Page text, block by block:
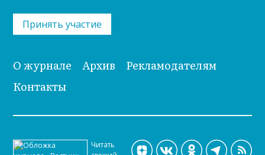
Принять участие
О журнале Архив
Рекламодателям
Контакты
Читать